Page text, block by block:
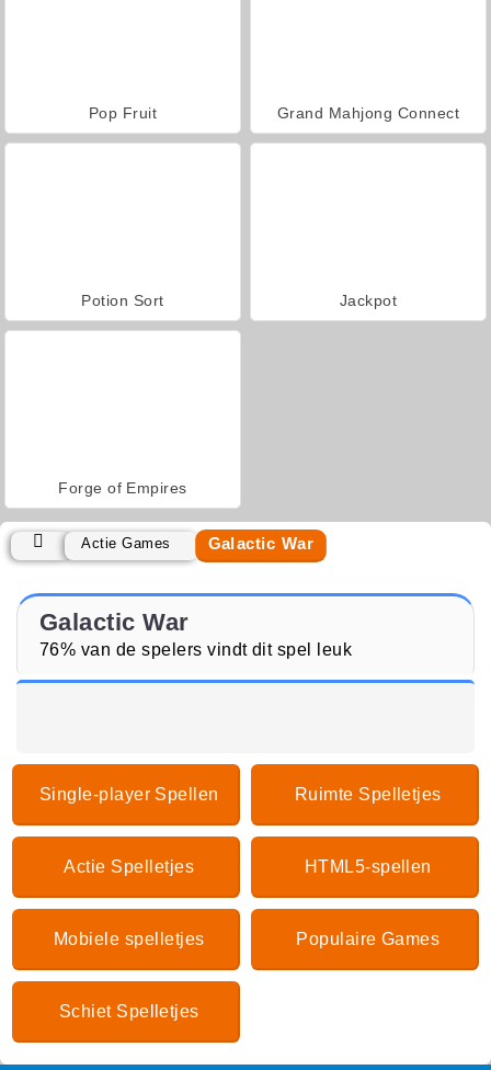
Pop Fruit Grand Mahjong Connect
Potion Sort Jackpot
Forge of Empires
Actie Games Galactic War
Galactic War
76% van de spelers vindt dit spel leuk
Single-player Spellen Ruimte Spelletjes
Actie Spelletjes HTML5-spellen
Mobiele spelletjes Populaire Games
Schiet Spelletjes